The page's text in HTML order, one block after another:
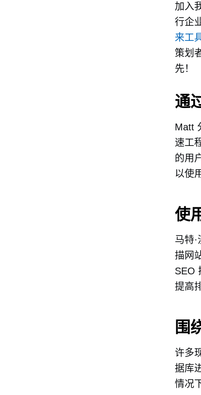
加入
行企
来工
策划
先！
通
Matt
速工
的用
以使
使
马特
描网
SEO
提高
围
许多
据库
情况